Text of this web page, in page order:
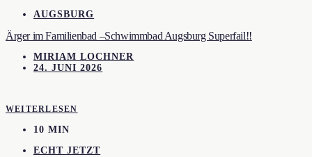
AUGSBURG
Ärger im Familienbad –Schwimmbad Augsburg Superfail!!
MIRIAM LOCHNER
24. JUNI 2026
WEITERLESEN
10 MIN
ECHT JETZT